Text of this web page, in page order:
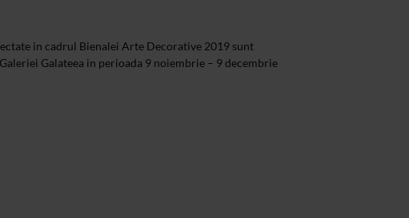
in cadrul Bienalei Arte Decorative 2019 sunt
Galateea in perioada 9 noiembrie – 9 decembrie